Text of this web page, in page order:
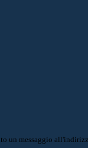
un messaggio